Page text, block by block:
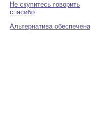
Не скупитесь говорить
спасибо
Альтернатива обеспечена